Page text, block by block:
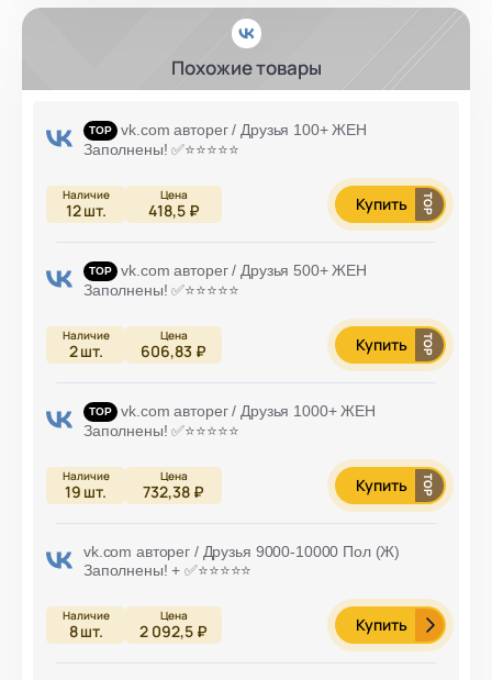
Похожие товары
vk.com авторег / Друзья 100+ ЖЕН
Заполнены! ✅⭐️⭐️⭐️⭐️⭐️
12шт. 418,5 ₽ Купить
vk.com авторег / Друзья 500+ ЖЕН
Заполнены! ✅⭐️⭐️⭐️⭐️⭐️
2шт. 606,83 ₽ Купить
vk.com авторег / Друзья 1000+ ЖЕН
Заполнены! ✅⭐️⭐️⭐️⭐️⭐️
19 шт. 732,38 ₽ Купить
vk.com авторег / Друзья 9000-10000 Пол (Ж)
Заполнены! + ✅⭐️⭐️⭐️⭐️⭐️
8шт. 2 092,5 ₽ Купить